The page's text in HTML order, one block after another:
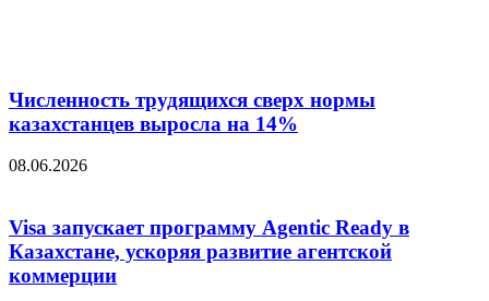
Численность трудящихся сверх нормы
казахстанцев выросла на 14%
08.06.2026
Visa запускает программу Agentic Ready в
Казахстане, ускоряя развитие агентской
коммерции